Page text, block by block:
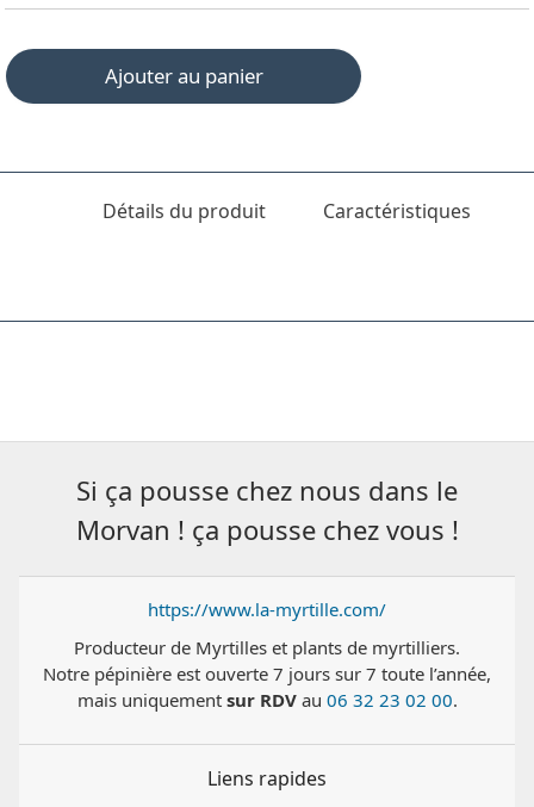
Ajouter au panier
Détails du produit Caractéristiques
Si ça pousse chez nous dans le
Morvan ! ça pousse chez vous !
https://www.la-myrtille.com/
Producteur de Myrtilles et plants de myrtilliers.
Notre pépinière est ouverte 7 jours sur 7 toute l’année,
mais uniquement sur RDVau 06 32 23 02 00.
Liens rapides